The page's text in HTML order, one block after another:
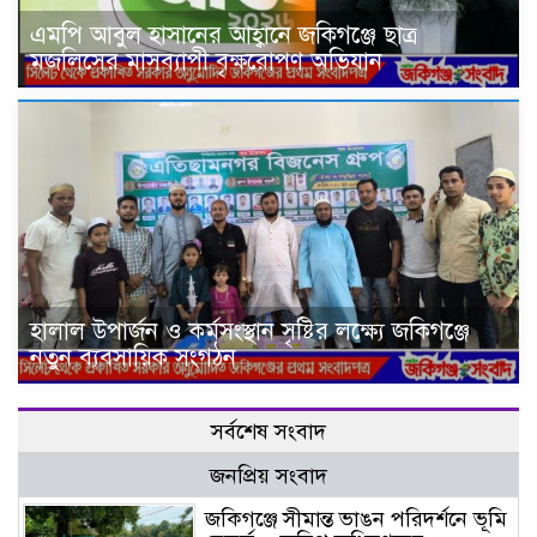
এমপি আবুল হাসানের আহ্বানে জকিগঞ্জে ছাত্র
মজলিসের মাসব্যাপী বৃক্ষরোপণ অভিযান
হালাল উপার্জন ও কর্মসংস্থান সৃষ্টির লক্ষ্যে জকিগঞ্জে
নতুন ব্যবসায়িক সংগঠন
সর্বশেষ সংবাদ
জনপ্রিয় সংবাদ
জকিগঞ্জে সীমান্ত ভাঙন পরিদর্শনে ভূমি